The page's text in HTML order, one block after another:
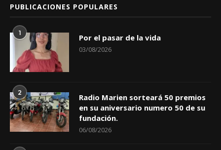
PUBLICACIONES POPULARES
1 Por el pasar de la vida
03/08/2026
2
Radio Marien sorteará 50 premios
en su aniversario numero 50 de su
fundación.
06/08/2026